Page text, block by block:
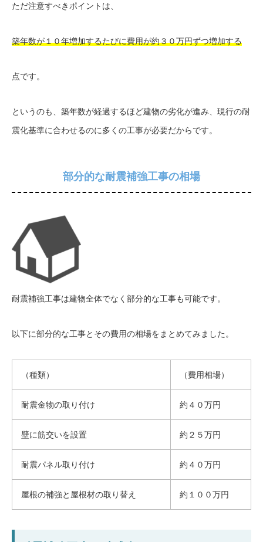
ただ注意すべきポイントは、
築年数が１０年増加するたびに費用が約３０万円ずつ増加する
点です。
というのも、築年数が経過するほど建物の劣化が進み、現行の耐
震化基準に合わせるのに多くの工事が必要だからです。
部分的な耐震補強工事の相場
耐震補強工事は建物全体でなく部分的な工事も可能です。
以下に部分的な工事とその費用の相場をまとめてみました。
（種類） （費用相場）
耐震金物の取り付け 約４０万円
壁に筋交いを設置 約２５万円
耐震パネル取り付け 約４０万円
屋根の補強と屋根材の取り替え 約１００万円